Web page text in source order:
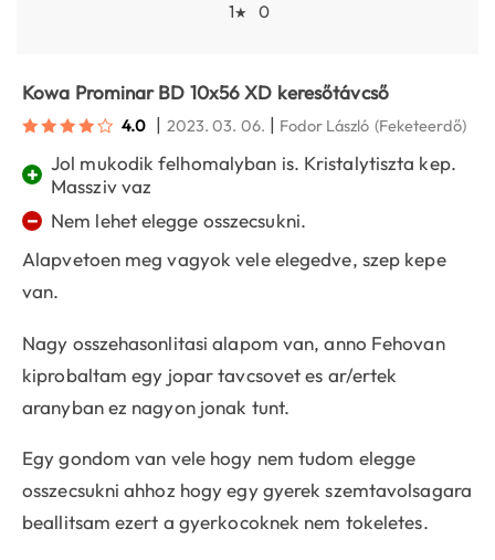
1★ 0
Kowa Prominar BD 10x56 XD keresőtávcső
4.0 | 2023. 03. 06. | Fodor László (Feketeerdő)
+ Jol mukodik felhomalyban is. Kristalytiszta kep.
Massziv vaz
−
Nem lehet elegge osszecsukni.
Alapvetoen meg vagyok vele elegedve, szep kepe
van.
Nagy osszehasonlitasi alapom van, anno Fehovan
kiprobaltam egy jopar tavcsovet es ar/ertek
aranyban ez nagyon jonak tunt.
Egy gondom van vele hogy nem tudom elegge
osszecsukni ahhoz hogy egy gyerek szemtavolsagara
beallitsam ezert a gyerkocoknek nem tokeletes.